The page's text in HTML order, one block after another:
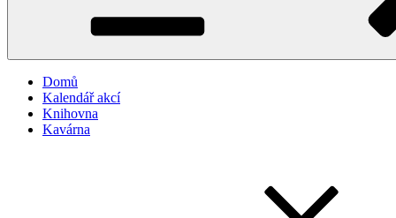
Domů
Kalendář akcí
Knihovna
Kavárna